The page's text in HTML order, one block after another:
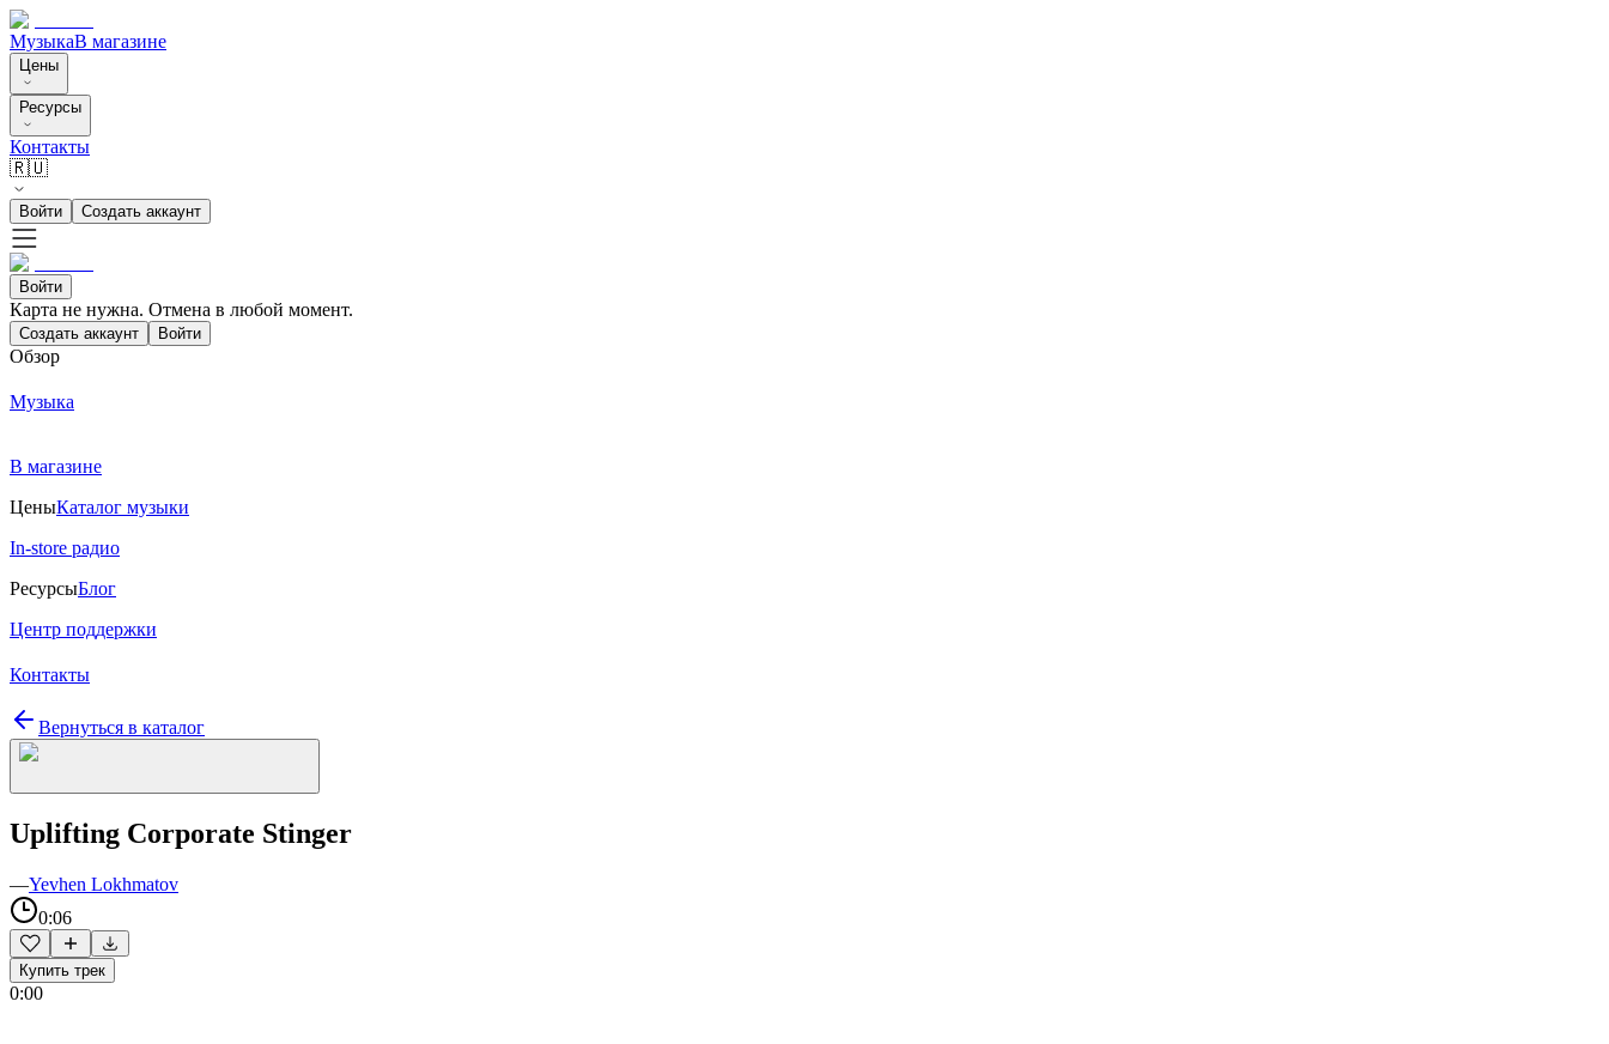
МузыкаВ магазине
Цены
Ресурсы
Контакты
🇷🇺
Войти Создать аккаунт
Войти
Карта не нужна. Отмена в любой момент.
Создать аккаунт Войти
Обзор
Музыка
В магазине
ЦеныКаталог музыки
In-store радио
РесурсыБлог
Центр поддержки
Контакты
Вернуться в каталог
Uplifting Corporate Stinger
—Yevhen Lokhmatov
0:06
Купить трек
0:00